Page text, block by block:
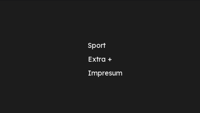
Sport
Extra +
Impresum